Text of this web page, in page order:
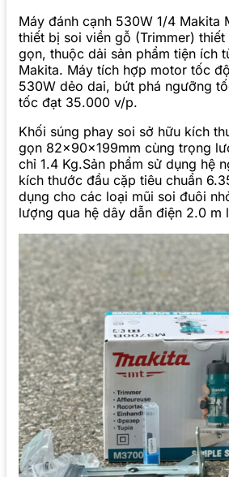
Máy đánh cạnh 530W 1/4 Makita
thiết bị soi viền gỗ (Trimmer) thiết
gọn, thuộc dải sản phẩm tiện ích
Makita. Máy tích hợp motor tốc
530W dẻo dai, bứt phá ngưỡng
tốc đạt 35.000 v/p.
Khối súng phay soi sở hữu kích
gọn 82x90x199mm cùng trọng
chỉ 1.4 Kg.Sản phẩm sử dụng hệ
kích thước đầu cặp tiêu chuẩn
dụng cho các loại mũi soi đuôi
lượng qua hệ dây dẫn điện 2.0 m